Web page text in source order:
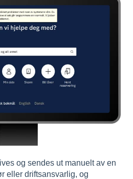
og sendes ut manuelt av en
eller driftsansvarlig, og